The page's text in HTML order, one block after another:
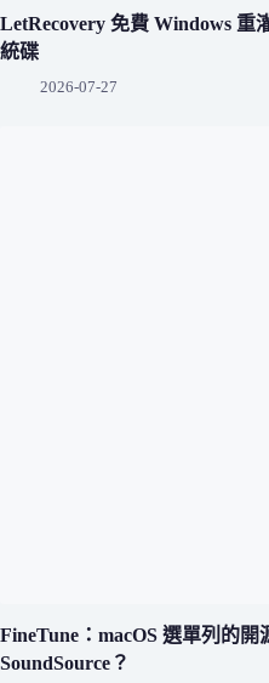
LetRecovery 免費 Windows 重
統碟
2026-07-27
FineTune：macOS 選單列的
SoundSource？